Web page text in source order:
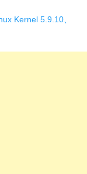
Kernel 5.9.10、